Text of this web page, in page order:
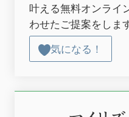
叶える無料オンライ
わせたご提案をしま
気になる！